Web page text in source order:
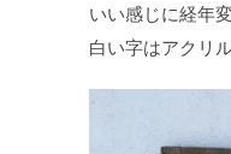
いい感じに経年
白い字はアクリ